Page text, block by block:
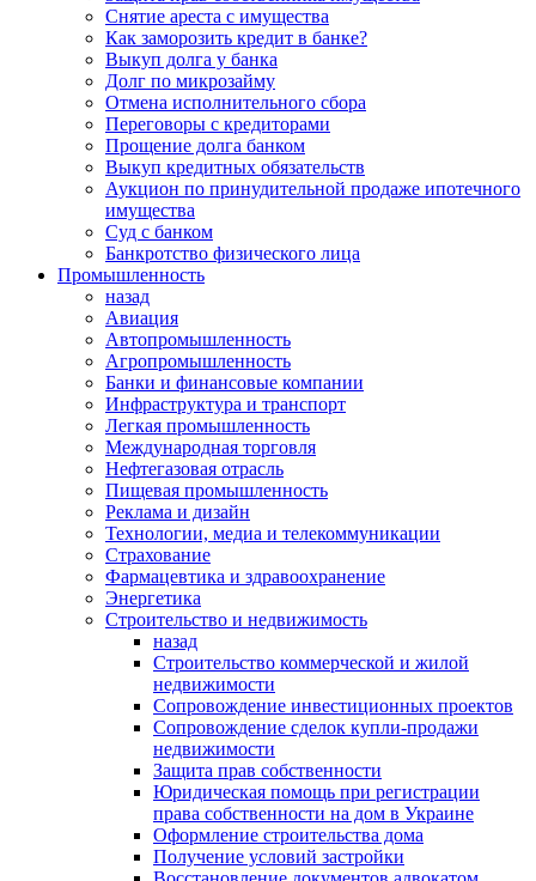
Снятие ареста с имущества
Как заморозить кредит в банке?
Выкуп долга у банка
Долг по микрозайму
Отмена исполнительного сбора
Переговоры с кредиторами
Прощение долга банком
Выкуп кредитных обязательств
Аукцион по принудительной продаже ипотечного
имущества
Суд с банком
Банкротство физического лица
Промышленность
назад
Авиация
Автопромышленность
Агропромышленность
Банки и финансовые компании
Инфраструктура и транспорт
Легкая промышленность
Международная торговля
Нефтегазовая отрасль
Пищевая промышленность
Реклама и дизайн
Технологии, медиа и телекоммуникации
Страхование
Фармацевтика и здравоохранение
Энергетика
Строительство и недвижимость
назад
Строительство коммерческой и жилой
недвижимости
Сопровождение инвестиционных проектов
Сопровождение сделок купли-продажи
недвижимости
Защита прав собственности
Юридическая помощь при регистрации
права собственности на дом в Украине
Оформление строительства дома
Получение условий застройки